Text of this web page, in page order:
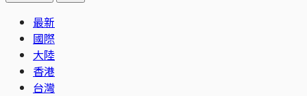
最新
國際
大陸
香港
台灣